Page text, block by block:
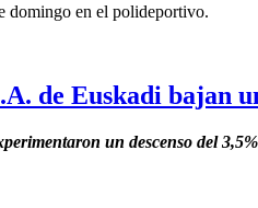
domingo en el polideportivo.
de Euskadi bajan
un descenso del